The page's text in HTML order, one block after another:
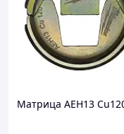
Матрица AEH13